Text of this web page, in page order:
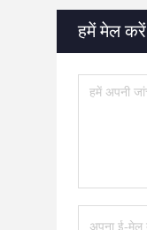
हमें मेल करें